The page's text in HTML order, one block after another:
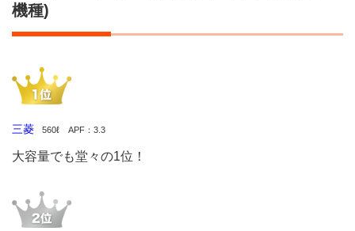
機種)
三菱 560ℓ APF：3.3
大容量でも堂々の1位！